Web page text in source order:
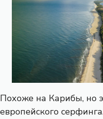
Похоже на Карибы, но
европейского